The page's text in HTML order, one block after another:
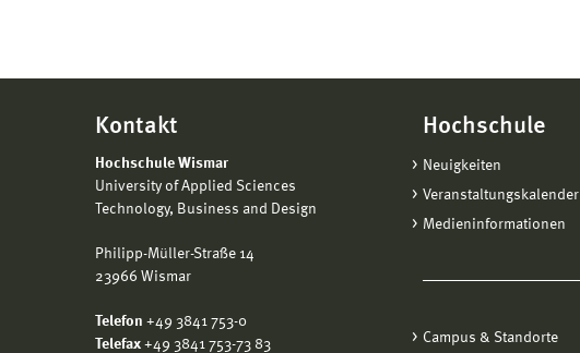
Kontakt
Hochschule Wismar
University of Applied Sciences
Technology, Business and Design
Philipp-Müller-Straße 14
23966 Wismar
Telefon +49 3841 753-0
Telefax +49 3841 753-73 83
Hochschule
Neuigkeiten
Veranstaltungskalender
Medieninformationen
Campus & Standorte